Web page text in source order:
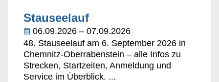
Stauseelauf
06.09.2026 – 07.09.2026
48. Stauseelauf am 6. September 2026 in
Chemnitz-Oberrabenstein – alle Infos zu
Strecken, Startzeiten, Anmeldung und
Service im Überblick. ...